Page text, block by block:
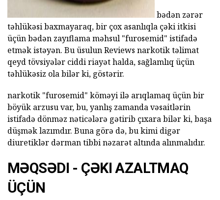
bədən zərər
təhlükəsi baxmayaraq, bir çox asanlıqla çəki itkisi
üçün bədən zayıflama məhsul "furosemid" istifadə
etmək istəyən. Bu üsulun Reviews narkotik təlimat
qeyd tövsiyələr ciddi riayət halda, sağlamlıq üçün
təhlükəsiz ola bilər ki, göstərir.
narkotik "furosemid" köməyi ilə arıqlamaq üçün bir
böyük arzusu var, bu, yanlış zamanda vəsaitlərin
istifadə dönməz nəticələrə gətirib çıxara bilər ki, başa
düşmək lazımdır. Buna görə də, bu kimi digər
diuretiklər dərman tibbi nəzarət altında alınmalıdır.
MƏQSƏDI - ÇƏKI AZALTMAQ
ÜÇÜN